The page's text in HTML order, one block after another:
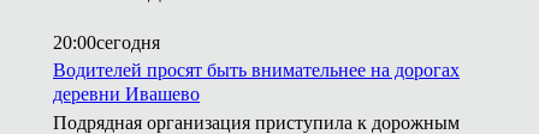
20:00сегодня
Водителей просят быть внимательнее на дорогах
деревни Ивашево
Подрядная организация приступила к дорожным